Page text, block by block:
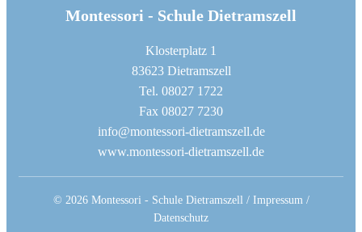
Montessori - Schule Dietramszell
Klosterplatz 1
83623 Dietramszell
Tel. 08027 1722
Fax 08027 7230
info@montessori-dietramszell.de
www.montessori-dietramszell.de
© 2026 Montessori - Schule Dietramszell / Impressum/
Datenschutz